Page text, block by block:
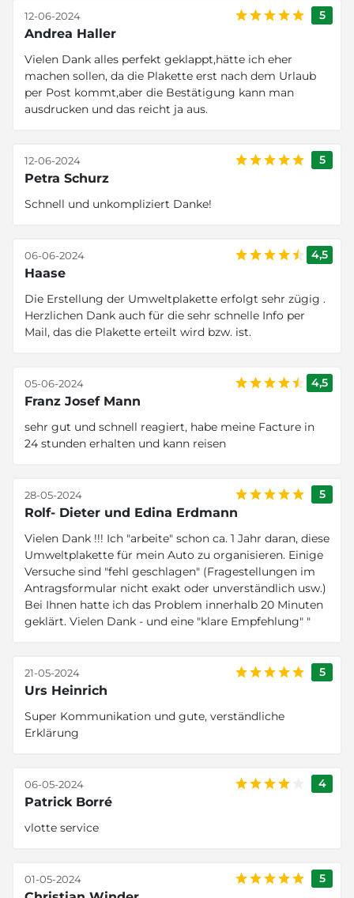
5
Andrea Haller
12-06-2024
Vielen Dank alles perfekt geklappt,hätte ich eher
machen sollen, da die Plakette erst nach dem Urlaub
per Post kommt,aber die Bestätigung kann man
ausdrucken und das reicht ja aus.
5
Petra Schurz
12-06-2024
Schnell und unkompliziert Danke!
4,5
Haase
06-06-2024
Die Erstellung der Umweltplakette erfolgt sehr zügig .
Herzlichen Dank auch für die sehr schnelle Info per
Mail, das die Plakette erteilt wird bzw. ist.
4,5
Franz Josef Mann
05-06-2024
sehr gut und schnell reagiert, habe meine Facture in
24 stunden erhalten und kann reisen
5
Rolf- Dieter und Edina Erdmann
28-05-2024
Vielen Dank !!! Ich "arbeite" schon ca. 1 Jahr daran, diese
Umweltplakette für mein Auto zu organisieren. Einige
Versuche sind "fehl geschlagen" (Fragestellungen im
Antragsformular nicht exakt oder unverständlich usw.)
Bei Ihnen hatte ich das Problem innerhalb 20 Minuten
geklärt. Vielen Dank - und eine "klare Empfehlung" "
5
Urs Heinrich
21-05-2024
Super Kommunikation und gute, verständliche
Erklärung
4
Patrick Borré
06-05-2024
vlotte service
5
01-05-2024